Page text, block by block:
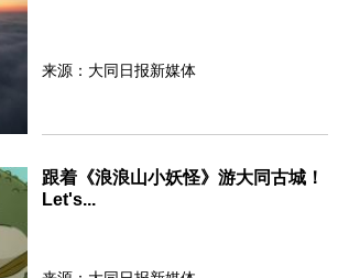
来源：大同日报新媒体
跟着《浪浪山小妖怪》游大同古城！
Let's...